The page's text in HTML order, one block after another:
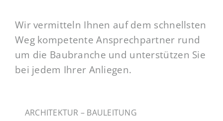
Wir vermitteln Ihnen auf dem schnellsten
Weg kompetente Ansprechpartner rund
um die Baubranche und unterstützen Sie
bei jedem Ihrer Anliegen.
ARCHITEKTUR – BAULEITUNG